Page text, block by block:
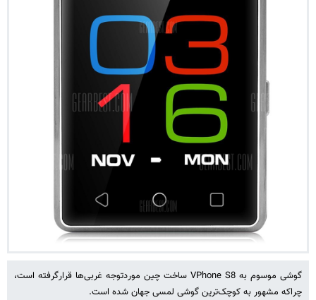
گوشی موسوم به VPhone S8 ساخت چین موردتوجه غربی‌ها قرارگرفته است،
چراکه مشهور به کوچک‌ترین گوشی لمسی جهان شده است.